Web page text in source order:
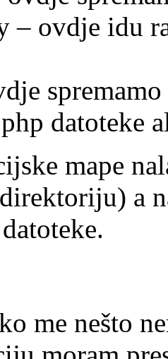
– ovdje idu
datoteke
mape
a
me nešto